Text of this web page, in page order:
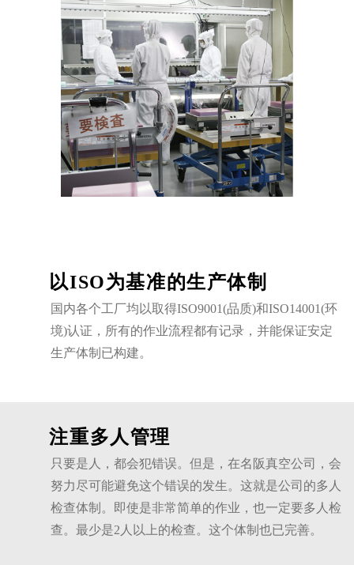
以ISO为基准的生产体制
国内各个工厂均以取得ISO9001(品质)和ISO14001(环
境)认证，所有的作业流程都有记录，并能保证安定
生产体制已构建。
注重多人管理
只要是人，都会犯错误。但是，在名阪真空公司，会
努力尽可能避免这个错误的发生。这就是公司的多人
检查体制。即使是非常简单的作业，也一定要多人检
查。最少是2人以上的检查。这个体制也已完善。